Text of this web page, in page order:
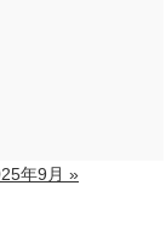
年9月 »